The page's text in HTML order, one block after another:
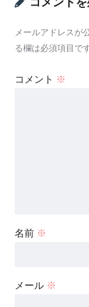
メールアドレスが
る欄は必須項目で
コメント ※
名前 ※
メール ※